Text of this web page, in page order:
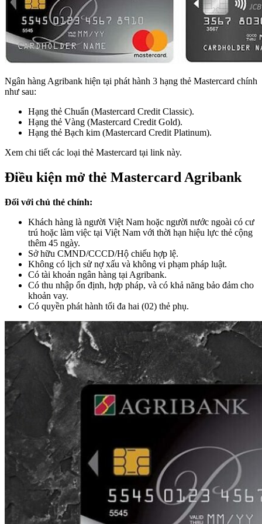
Ngân hàng Agribank hiện tại phát hành 3 hạng thẻ Mastercard chính
như sau:
Hạng thẻ Chuẩn (Mastercard Credit Classic).
Hạng thẻ Vàng (Mastercard Credit Gold).
Hạng thẻ Bạch kim (Mastercard Credit Platinum).
Xem chi tiết các loại thẻ Mastercard tại link này.
Điều kiện mở thẻ Mastercard Agribank
Đối với chủ thẻ chính:
Khách hàng là người Việt Nam hoặc người nước ngoài có cư
trú hoặc làm việc tại Việt Nam với thời hạn hiệu lực thẻ cộng
thêm 45 ngày.
Sở hữu CMND/CCCD/Hộ chiếu hợp lệ.
Không có lịch sử nợ xấu và không vi phạm pháp luật.
Có tài khoản ngân hàng tại Agribank.
Có thu nhập ổn định, hợp pháp, và có khả năng bảo đảm cho
khoản vay.
Có quyền phát hành tối đa hai (02) thẻ phụ.